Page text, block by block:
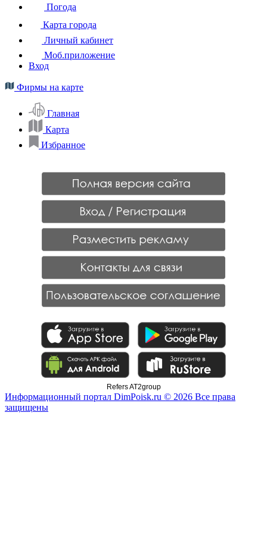
Погода
Карта города
Личный кабинет
Моб.приложение
Вход
Фирмы на карте
Главная
Карта
Избранное
Refers AT2group
Информационный портал DimPoisk.ru © 2026 Все права
защищены